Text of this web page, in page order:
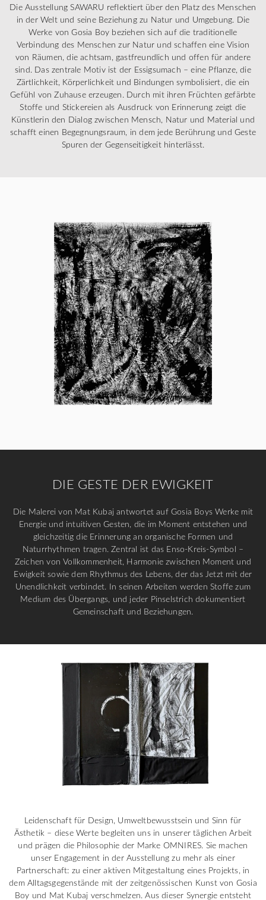
Die Ausstellung SAWARU reflektiert über den Platz des Menschen
in der Welt und seine Beziehung zu Natur und Umgebung. Die
Werke von Gosia Boy beziehen sich auf die traditionelle
Verbindung des Menschen zur Natur und schaffen eine Vision
von Räumen, die achtsam, gastfreundlich und offen für andere
sind. Das zentrale Motiv ist der Essigsumach – eine Pflanze, die
Zärtlichkeit, Körperlichkeit und Bindungen symbolisiert, die ein
Gefühl von Zuhause erzeugen. Durch mit ihren Früchten gefärbte
Stoffe und Stickereien als Ausdruck von Erinnerung zeigt die
Künstlerin den Dialog zwischen Mensch, Natur und Material und
schafft einen Begegnungsraum, in dem jede Berührung und Geste
Spuren der Gegenseitigkeit hinterlässt.
DIE GESTE DER EWIGKEIT
Die Malerei von Mat Kubaj antwortet auf Gosia Boys Werke mit
Energie und intuitiven Gesten, die im Moment entstehen und
gleichzeitig die Erinnerung an organische Formen und
Naturrhythmen tragen. Zentral ist das Enso-Kreis-Symbol –
Zeichen von Vollkommenheit, Harmonie zwischen Moment und
Ewigkeit sowie dem Rhythmus des Lebens, der das Jetzt mit der
Unendlichkeit verbindet. In seinen Arbeiten werden Stoffe zum
Medium des Übergangs, und jeder Pinselstrich dokumentiert
Gemeinschaft und Beziehungen.
Leidenschaft für Design, Umweltbewusstsein und Sinn für
Ästhetik – diese Werte begleiten uns in unserer täglichen Arbeit
und prägen die Philosophie der Marke OMNIRES. Sie machen
unser Engagement in der Ausstellung zu mehr als einer
Partnerschaft: zu einer aktiven Mitgestaltung eines Projekts, in
dem Alltagsgegenstände mit der zeitgenössischen Kunst von Gosia
Boy und Mat Kubaj verschmelzen. Aus dieser Synergie entsteht